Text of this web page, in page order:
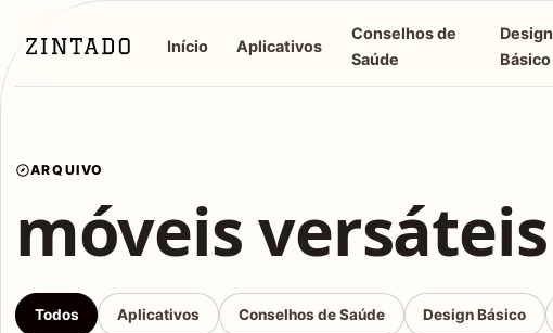
Início Aplicativos
Conselhos de
Saúde
Design
Básico
ARQUIVO
móveis versáteis
Todos Aplicativos Conselhos de Saúde Design Básico